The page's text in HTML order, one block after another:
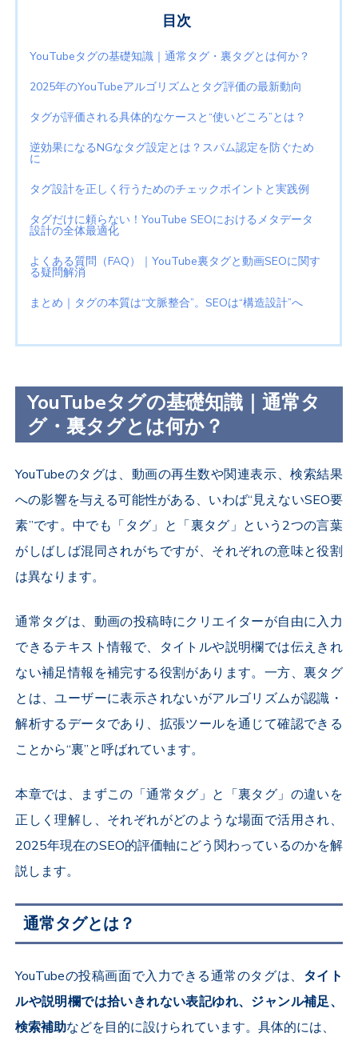
目次
YouTubeタグの基礎知識｜通常タグ・裏タグとは何か？
2025年のYouTubeアルゴリズムとタグ評価の最新動向
タグが評価される具体的なケースと“使いどころ”とは？
逆効果になるNGなタグ設定とは？スパム認定を防ぐため
に
タグ設計を正しく行うためのチェックポイントと実践例
タグだけに頼らない！YouTube SEOにおけるメタデータ
設計の全体最適化
よくある質問（FAQ）｜YouTube裏タグと動画SEOに関す
る疑問解消
まとめ｜タグの本質は“文脈整合”。SEOは“構造設計”へ
YouTubeタグの基礎知識｜通常タ
グ・裏タグとは何か？
YouTubeのタグは、動画の再生数や関連表示、検索結果
への影響を与える可能性がある、いわば“見えないSEO要
素”です。中でも「タグ」と「裏タグ」という2つの言葉
がしばしば混同されがちですが、それぞれの意味と役割
は異なります。
通常タグは、動画の投稿時にクリエイターが自由に入力
できるテキスト情報で、タイトルや説明欄では伝えきれ
ない補足情報を補完する役割があります。一方、裏タグ
とは、ユーザーに表示されないがアルゴリズムが認識・
解析するデータであり、拡張ツールを通じて確認できる
ことから“裏”と呼ばれています。
本章では、まずこの「通常タグ」と「裏タグ」の違いを
正しく理解し、それぞれがどのような場面で活用され、
2025年現在のSEO的評価軸にどう関わっているのかを解
説します。
通常タグとは？
YouTubeの投稿画面で入力できる通常のタグは、 タイト
ルや説明欄では拾いきれない表記ゆれ、ジャンル補足、
検索補助などを目的に設けられています。具体的には、